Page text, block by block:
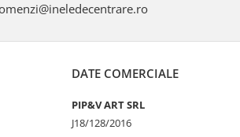
DATE COMERCIALE
PIP&V ART SRL
J18/128/2016